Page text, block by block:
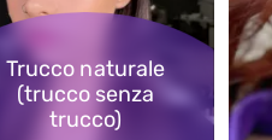
Trucco naturale
(trucco senza
trucco)